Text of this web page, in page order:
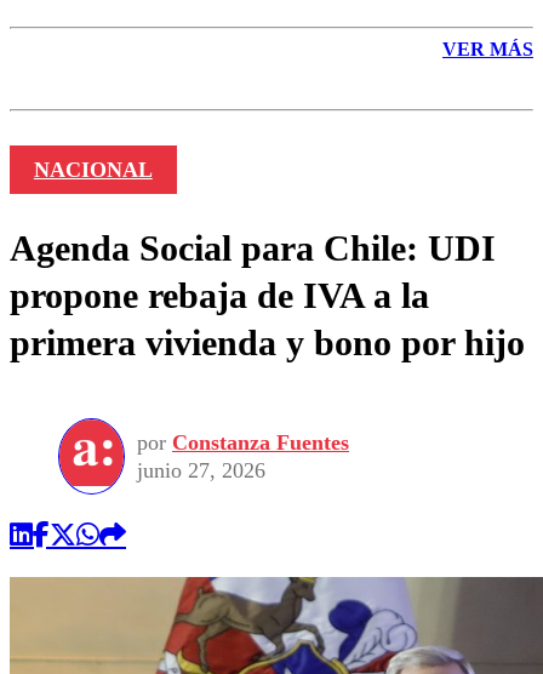
VER MÁS
NACIONAL
Agenda Social para Chile: UDI
propone rebaja de IVA a la
primera vivienda y bono por hijo
por Constanza Fuentes
junio 27, 2026